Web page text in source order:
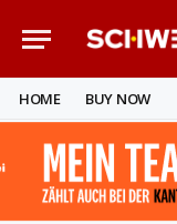
HOME BUY NOW